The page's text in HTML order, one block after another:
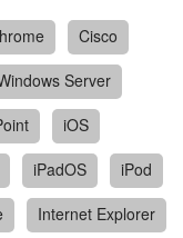
Cisco
Server
iOS
iPadOS
iPod
Internet Explorer